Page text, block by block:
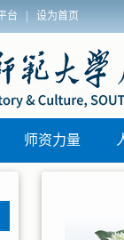
台 设为首页
答辩安排
师资力量